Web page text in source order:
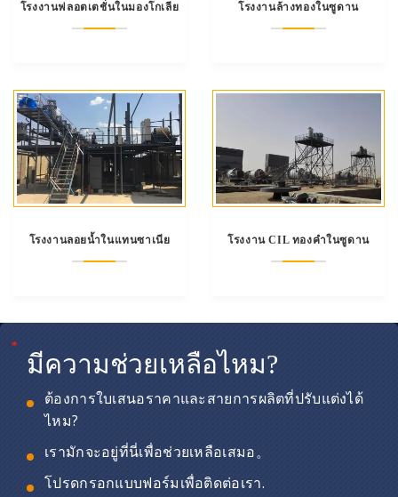
โรงงานฟลอตเตชั่นในมองโกเลีย โรงงานล้างทองในซูดาน
โรงงานลอยน้ำในแทนซาเนีย โรงงาน CIL ทองคำในซูดาน
มีความช่วยเหลือไหม?
ต้องการใบเสนอราคาและสายการผลิตที่ปรับแต่งได้
ไหม?
เรามักจะอยู่ที่นี่เพื่อช่วยเหลือเสมอ。
โปรดกรอกแบบฟอร์มเพื่อติดต่อเรา.
*
*
*